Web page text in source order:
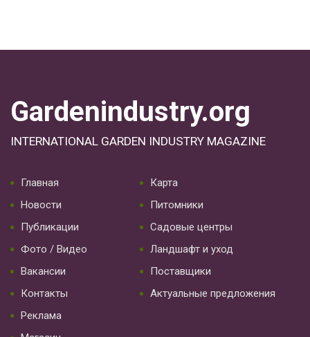
Gardenindustry.org
INTERNATIONAL GARDEN INDUSTRY MAGAZINE
Главная
Новости
Публикации
Фото / Видео
Вакансии
Контакты
Реклама
Карта
Питомники
Садовые центры
Ландшафт и уход
Поставщики
Актуальные предложения